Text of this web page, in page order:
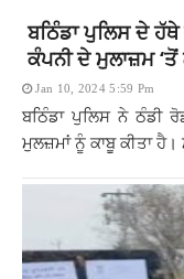
ਬਠਿੰਡਾ ਪੁਲਿਸ ਦੇ
ਕੰਪਨੀ ਦੇ ਮੁਲਾਜ਼ਮ
Jan 10, 2024 5:59 Pm
ਬਠਿੰਡਾ ਪੁਲਿਸ ਨੇ ਠੰਡੀ
ਮੁਲਜ਼ਮਾਂ ਨੂੰ ਕਾਬੂ ਕੀਤਾ